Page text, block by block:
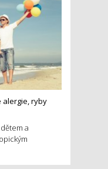
alergie, ryby
a